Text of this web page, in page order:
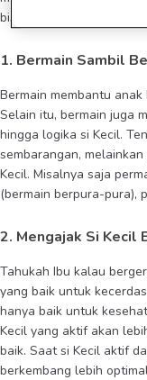
bisa mencoba cara-cara
1. Bermain Sambil
Bermain membantu
Selain itu, bermain juga
hingga logika si Kecil.
sembarangan,
Kecil. Misalnya saja
(bermain berpura-pura),
2. Mengajak Si Kecil
Tahukah Ibu kalau
yang baik untuk
hanya baik untuk
Kecil yang aktif akan
baik. Saat si Kecil aktif
berkembang lebih